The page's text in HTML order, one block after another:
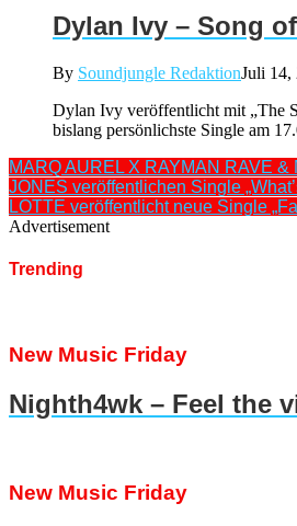
Dylan Ivy – Song
By Soundjungle RedaktionJuli 14,
Dylan Ivy veröffentlicht mit „The
bislang persönlichste Single am
MARQ AUREL X RAYMAN RAVE
JONES veröffentlichen Single
LOTTE veröffentlicht neue Single
Advertisement
Trending
New Music Friday
Nighth4wk – Feel the
New Music Friday